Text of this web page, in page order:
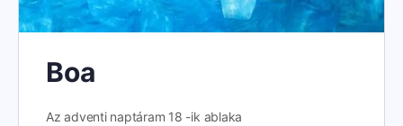
Boa
Az adventi naptáram 18 -ik ablaka